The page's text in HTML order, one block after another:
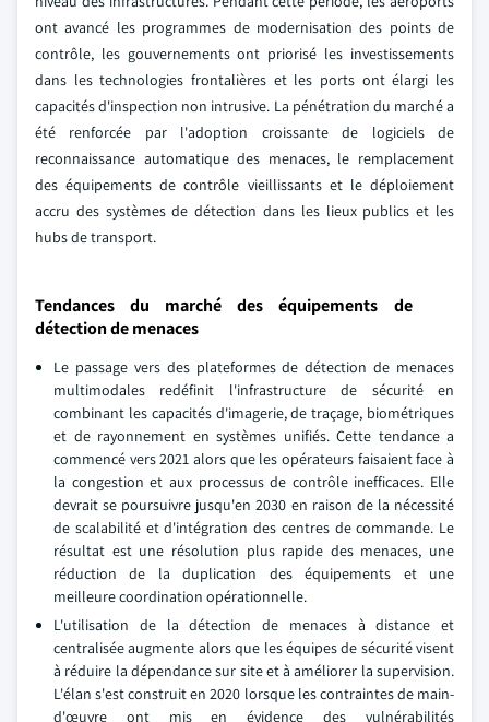
ont avancé les programmes de modernisation des points de
contrôle, les gouvernements ont priorisé les investissements
dans les technologies frontalières et les ports ont élargi les
capacités d'inspection non intrusive. La pénétration du marché a
été renforcée par l'adoption croissante de logiciels de
reconnaissance automatique des menaces, le remplacement
des équipements de contrôle vieillissants et le déploiement
accru des systèmes de détection dans les lieux publics et les
hubs de transport.
Tendances du marché des équipements de
détection de menaces
Le passage vers des plateformes de détection de menaces
multimodales redéfinit l'infrastructure de sécurité en
combinant les capacités d'imagerie, de traçage, biométriques
et de rayonnement en systèmes unifiés. Cette tendance a
commencé vers 2021 alors que les opérateurs faisaient face à
la congestion et aux processus de contrôle inefficaces. Elle
devrait se poursuivre jusqu'en 2030 en raison de la nécessité
de scalabilité et d'intégration des centres de commande. Le
résultat est une résolution plus rapide des menaces, une
réduction de la duplication des équipements et une
meilleure coordination opérationnelle.
L'utilisation de la détection de menaces à distance et
centralisée augmente alors que les équipes de sécurité visent
à réduire la dépendance sur site et à améliorer la supervision.
L'élan s'est construit en 2020 lorsque les contraintes de main-
d'œuvre ont mis en évidence des vulnérabilités